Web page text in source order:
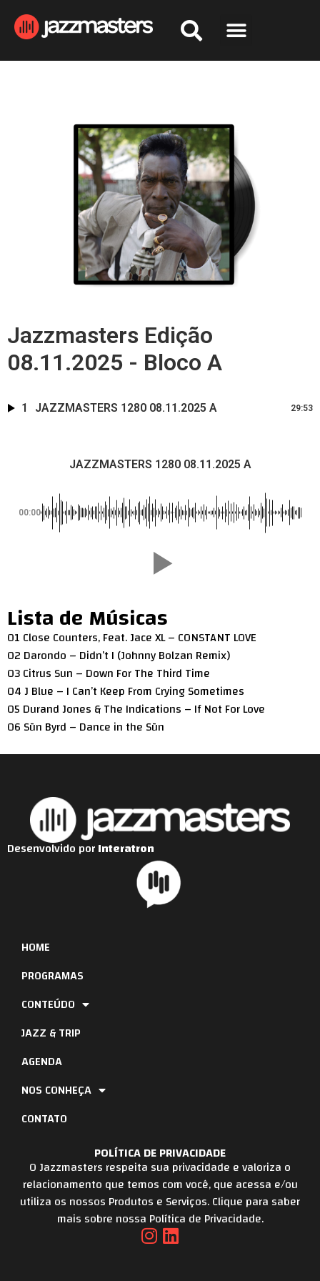
Jazzmasters Edição
08.11.2025 - Bloco A
1 JAZZMASTERS 1280 08.11.2025 A 29:53
JAZZMASTERS 1280 08.11.2025 A
00:00
Lista de Músicas
01 Close Counters, Feat. Jace XL – CONSTANT LOVE
02 Darondo – Didn’t I (Johnny Bolzan Remix)
03 Citrus Sun – Down For The Third Time
04 J Blue – I Can’t Keep From Crying Sometimes
05 Durand Jones & The Indications – If Not For Love
06 Sūn Byrd – Dance in the Sūn
POLÍTICA DE PRIVACIDADE
O Jazzmasters respeita sua privacidade e valoriza o
relacionamento que temos com você, que acessa e/ou
utiliza os nossos Produtos e Serviços. Clique para saber
mais sobre nossa Política de Privacidade.
HOME
PROGRAMAS
CONTEÚDO
JAZZ & TRIP
AGENDA
NOS CONHEÇA
CONTATO
Desenvolvido porInteratron